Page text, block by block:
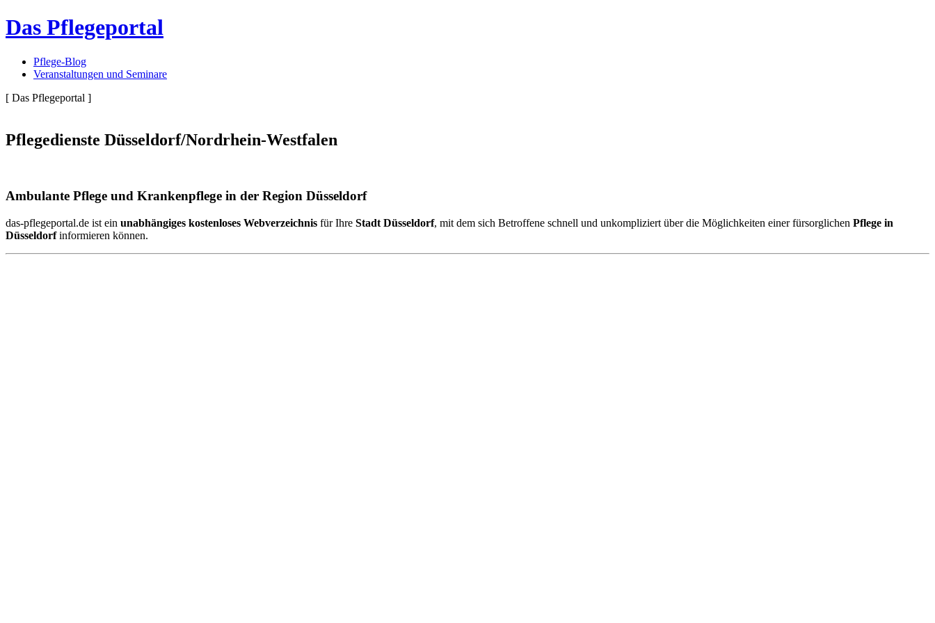
Das Pflegeportal
Pflege-Blog
Veranstaltungen und Seminare
[ Das Pflegeportal ]
Pflegedienste Düsseldorf/Nordrhein-Westfalen
Ambulante Pflege und Krankenpflege in der Region Düsseldorf
das-pflegeportal.de ist ein unabhängiges kostenloses Webverzeichnis für Ihre Stadt Düsseldorf, mit dem sich Betroffene schnell und unkompliziert über die Möglichkeiten einer fürsorglichen Pflege in
Düsseldorfinformieren können.